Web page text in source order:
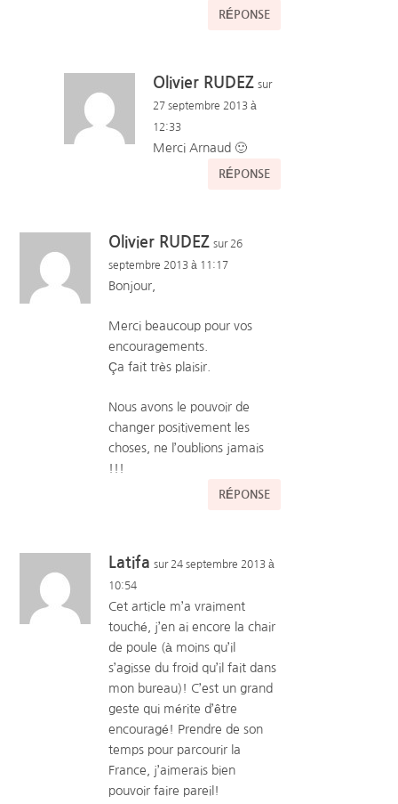
RÉPONSE
Olivier RUDEZ sur
27 septembre 2013 à
12:33
Merci Arnaud 🙂
RÉPONSE
Olivier RUDEZ sur 26
septembre 2013 à 11:17
Bonjour,
Merci beaucoup pour vos
encouragements.
Ça fait très plaisir.
Nous avons le pouvoir de
changer positivement les
choses, ne l’oublions jamais
!!!
RÉPONSE
Latifa sur 24 septembre 2013 à
10:54
Cet article m’a vraiment
touché, j’en ai encore la chair
de poule (à moins qu’il
s’agisse du froid qu’il fait dans
mon bureau)! C’est un grand
geste qui mérite d’être
encouragé! Prendre de son
temps pour parcourir la
France, j’aimerais bien
pouvoir faire pareil!